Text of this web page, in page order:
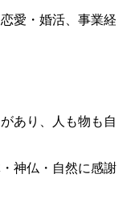
愛・婚活、事業経
あり、人も物も自
神仏・自然に感謝